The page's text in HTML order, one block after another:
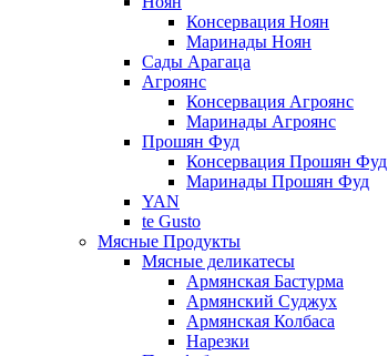
Консервация Ноян
Маринады Ноян
Сады Арагаца
Агроянс
Консервация Агроянс
Маринады Агроянс
Прошян Фуд
Консервация Прошян Фуд
Маринады Прошян Фуд
YAN
te Gusto
Мясные Продукты
Мясные деликатесы
Армянская Бастурма
Армянский Суджух
Армянская Колбаса
Нарезки